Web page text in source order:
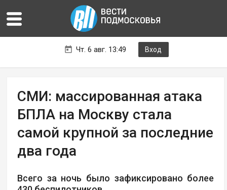
Чт. 6 авг. 13:49 Вход
СМИ: массированная атака
БПЛА на Москву стала
самой крупной за последние
два года
Всего за ночь было зафиксировано более